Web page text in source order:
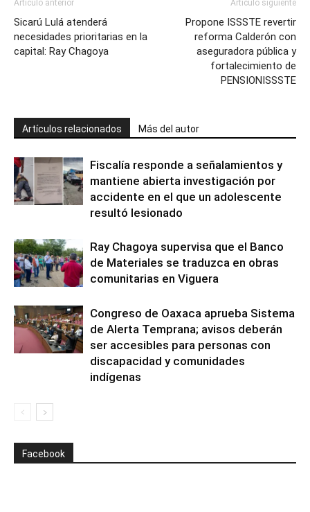
Artículo anterior
Sicarú Lulá atenderá
necesidades prioritarias en la
capital: Ray Chagoya
Artículo siguiente
Propone ISSSTE revertir
reforma Calderón con
aseguradora pública y
fortalecimiento de
PENSIONISSSTE
Artículos relacionados Más del autor
Fiscalía responde a señalamientos y
mantiene abierta investigación por
accidente en el que un adolescente
resultó lesionado
Ray Chagoya supervisa que el Banco
de Materiales se traduzca en obras
comunitarias en Viguera
Congreso de Oaxaca aprueba Sistema
de Alerta Temprana; avisos deberán
ser accesibles para personas con
discapacidad y comunidades
indígenas
Facebook